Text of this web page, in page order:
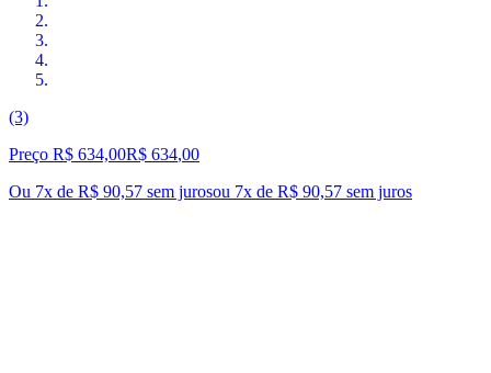
(3)
Preço R$ 634,00R$ 634,00
Ou 7x de R$ 90,57 sem jurosou 7x de R$ 90,57 sem juros